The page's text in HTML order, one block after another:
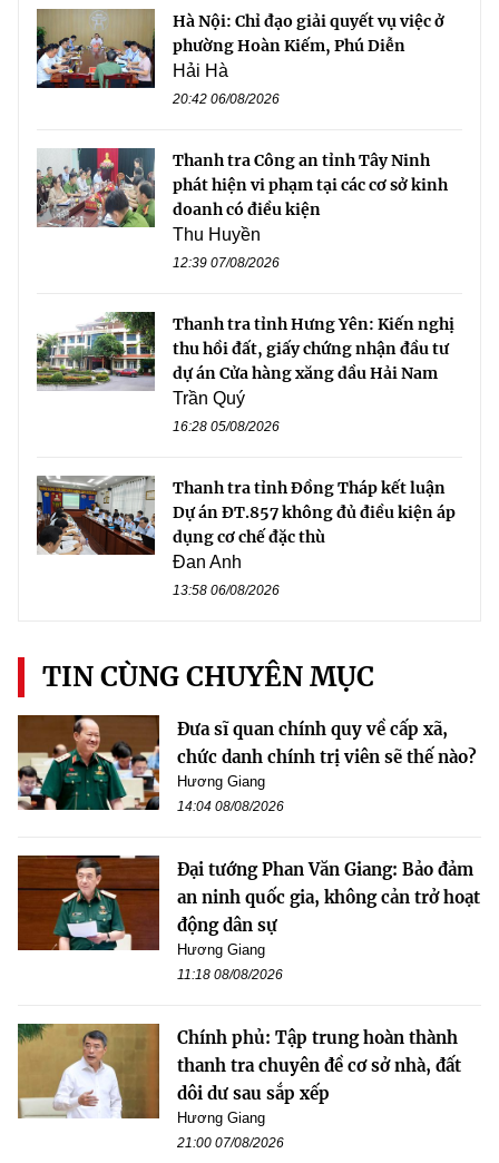
Hà Nội: Chỉ đạo giải quyết vụ việc ở
phường Hoàn Kiếm, Phú Diễn
Hải Hà
20:42 06/08/2026
Thanh tra Công an tỉnh Tây Ninh
phát hiện vi phạm tại các cơ sở kinh
doanh có điều kiện
Thu Huyền
12:39 07/08/2026
Thanh tra tỉnh Hưng Yên: Kiến nghị
thu hồi đất, giấy chứng nhận đầu tư
dự án Cửa hàng xăng dầu Hải Nam
Trần Quý
16:28 05/08/2026
Thanh tra tỉnh Đồng Tháp kết luận
Dự án ĐT.857 không đủ điều kiện áp
dụng cơ chế đặc thù
Đan Anh
13:58 06/08/2026
TIN CÙNG CHUYÊN MỤC
Đưa sĩ quan chính quy về cấp xã,
chức danh chính trị viên sẽ thế nào?
Hương Giang
14:04 08/08/2026
Đại tướng Phan Văn Giang: Bảo đảm
an ninh quốc gia, không cản trở hoạt
động dân sự
Hương Giang
11:18 08/08/2026
Chính phủ: Tập trung hoàn thành
thanh tra chuyên đề cơ sở nhà, đất
dôi dư sau sắp xếp
Hương Giang
21:00 07/08/2026